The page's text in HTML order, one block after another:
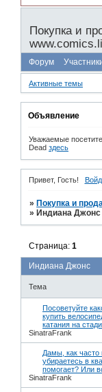
Покупка и
Форум
Активные темы
Объявление
Уважаемые
Dead здесь
Привет, Гость!
» Покупка и
» Индиана Джонс
Индиана Джонс
Страница:1
Тема
Посоветуйте
купить
катания на
SinatraFrank
Дамы, как часто
убираетесь в
помогает? Или
SinatraFrank